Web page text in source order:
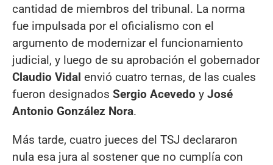
cantidad de miembros del tribunal. La norma
fue impulsada por el oficialismo con el
argumento de modernizar el funcionamiento
judicial, y luego de su aprobación el gobernador
Claudio Vidal envió cuatro ternas, de las cuales
fueron designados Sergio Acevedo y José
Antonio González Nora.
Más tarde, cuatro jueces del TSJ declararon
nula esa jura al sostener que no cumplía con